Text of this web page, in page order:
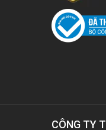
CÔNG TY